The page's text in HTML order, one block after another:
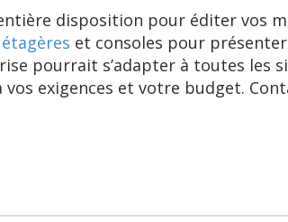
disposition pour éditer vos
étagères et consoles pour
pourrait s’adapter à toutes les
exigences et votre budget.